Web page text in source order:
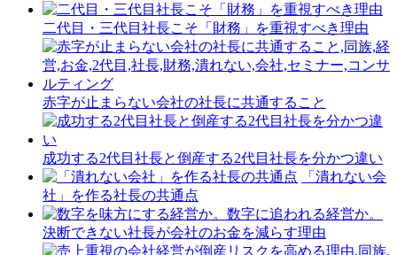
二代目・三代目社長こそ「財務」を重視すべき理由
赤字が止まらない会社の社長に共通すること
成功する2代目社長と倒産する2代目社長を分かつ違い
「潰れない会
社」を作る社長の共通点
決断できない社長が会社のお金を減らす理由